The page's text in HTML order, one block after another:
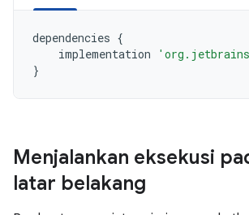
dependencies {
implementation
}
Menjalankan eksekusi
latar belakang